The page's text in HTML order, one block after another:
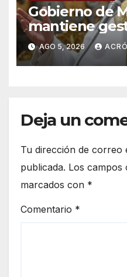
Gobierno de
mantiene
el Papa León
AGO 5, 2026
Deja un
Tu dirección de correo
publicada. Los campos
marcados con *
Comentario *